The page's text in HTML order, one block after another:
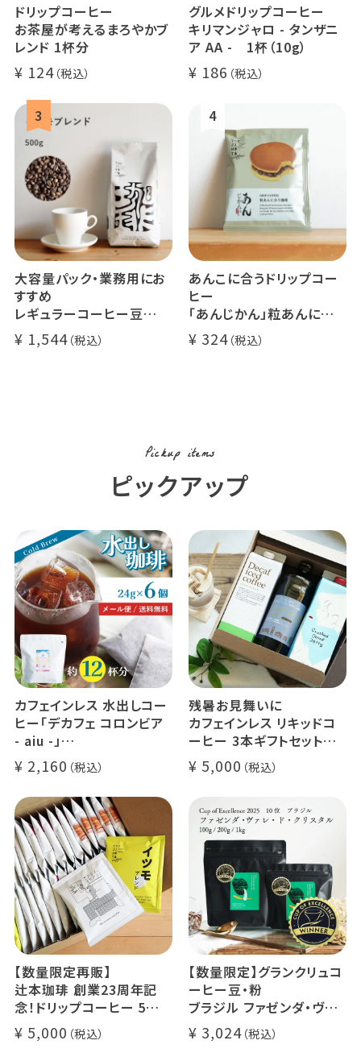
ドリップコーヒー
お茶屋が考えるまろやかブ
レンド 1杯分
124
グルメドリップコーヒー
キリマンジャロ - タンザニ
ア AA - 1杯（10g）
186
大容量パック・業務用にお
すすめ
レギュラーコーヒー豆
イツモブレンド 500g
1,544
あんこに合うドリップコー
ヒー
「あんじかん」粒あんに合う
珈琲 1杯分
324
Pickup items
ピックアップ
カフェインレス 水出しコー
ヒー「デカフェ コロンビア
- aiu -」
24g×6個（約12杯分）
マウンテンウォータープロ
セス カフェインレスコーヒ
ー豆100%使用 メール便
でお届け
2,160
残暑お見舞いに
カフェインレス リキッドコ
ーヒー 3本ギフトセット
クラッシュド デカフェ ゼリ
ー 1本
デカフェ オレベース【無
糖】1本
デカフェ アイスコーヒー 1
5,000
【数量限定再販】
辻本珈琲 創業23周年記
念！ドリップコーヒー 5種
50杯セット
アニバーサリーブレンド（コ
5,000
【数量限定】グランクリュコ
ーヒー豆・粉
ブラジル ファゼンダ・ヴァ
レ・ド・クリスタル（100g /
200g / 1kg）
3,024